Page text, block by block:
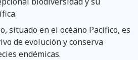
situado en el océano Pacífico, es
de evolución y conserva
endémicas.